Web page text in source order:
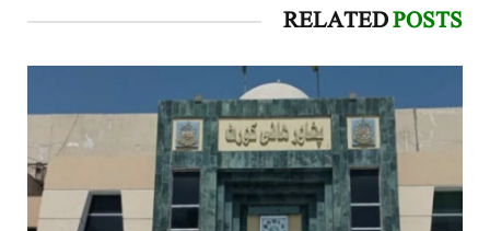
RELATEDPOSTS